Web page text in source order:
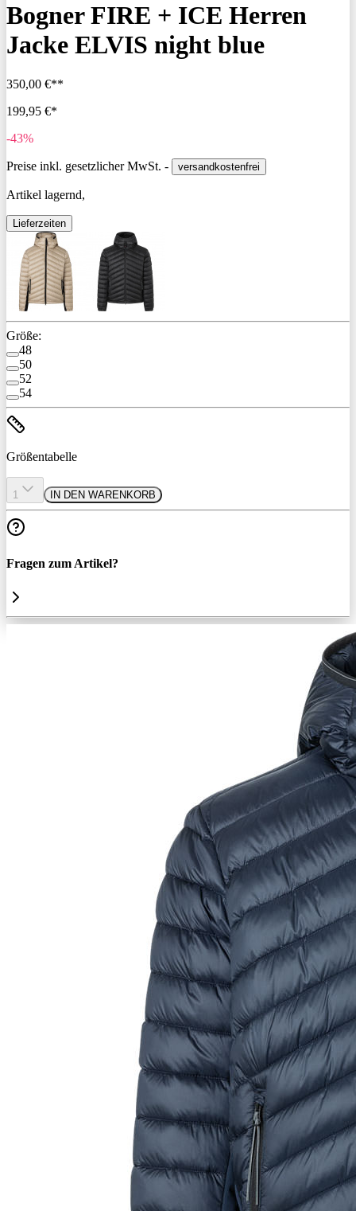
Bogner FIRE + ICE Herren
Jacke ELVIS night blue
350,00 €**
199,95 €*
-43%
Preise inkl. gesetzlicher MwSt. - versandkostenfrei
Artikel lagernd,
Lieferzeiten
Größe:
48
50
52
54
Größentabelle
1 IN DEN WARENKORB
Fragen zum Artikel?